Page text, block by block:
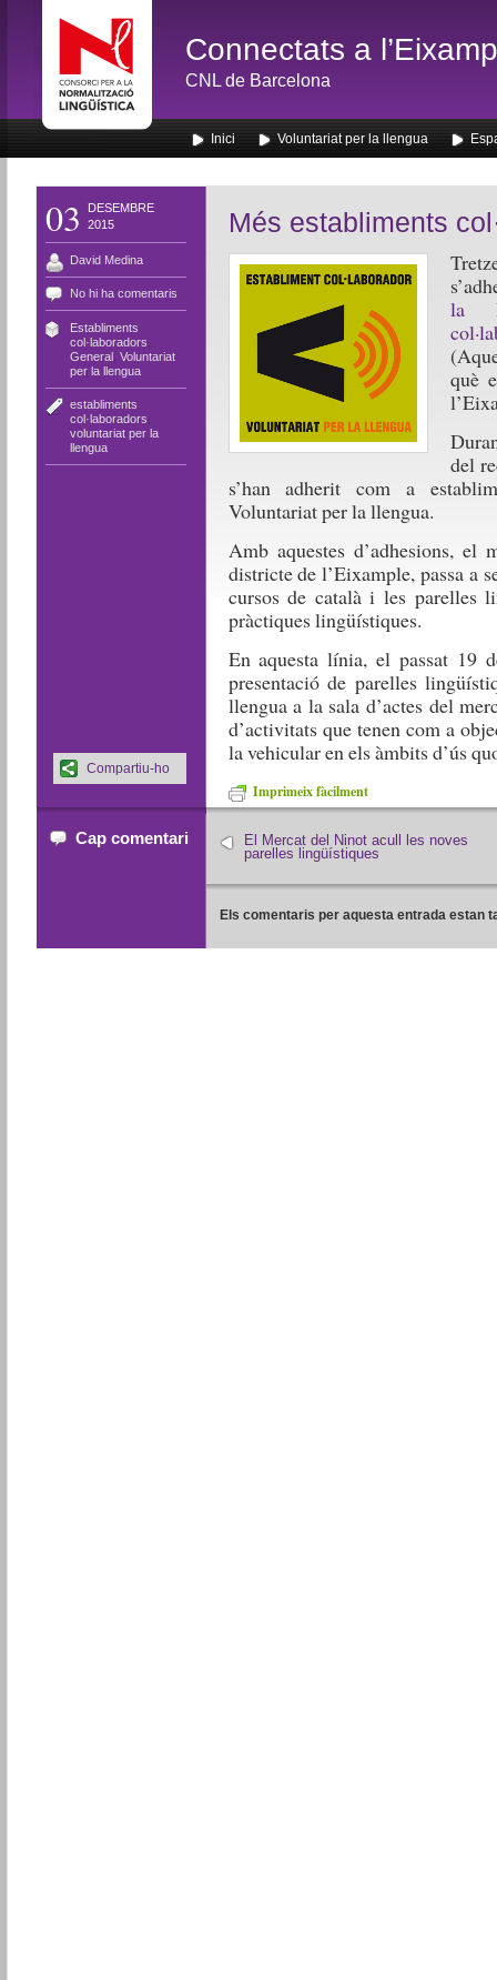
Connectats a
CNL de Barcelona
Inici Voluntariat per la llengua
03
DESEMBRE
2015
David Medina
No hi ha comentaris
Establiments
col·laboradors
General, Voluntariat
per la llengua
establiments
col·laboradors
voluntariat per la
llengua
Més establiments
la
què
del
s’han adherit com a
Voluntariat per la llengua.
Amb aquestes d’adhesions, el
districte de l’Eixample, passa a
cursos de català i les parelles
pràctiques lingüístiques.
En aquesta línia, el passat 19
presentació de parelles
llengua a la sala d’actes del
d’activitats que tenen com a
la vehicular en els àmbits d’ús
Imprimeix fàcilment
Compartiu-ho
Cap comentari
El Mercat del Ninot acull les noves
parelles lingüístiques
Els comentaris per aquesta entrada estan